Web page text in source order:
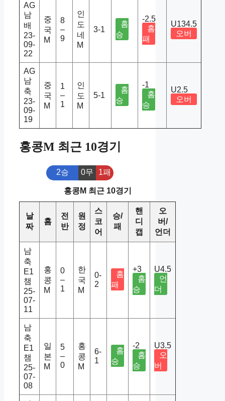
AG
남
배
23-
09-
22
중
국
M
8
–
9
인
도
네
M
3-1
홈
승
-2.5
홈
패
U134.5
오버
AG
남
축
23-
09-
19
중
국
M
1
–
1
인
도
M
5-1
홈
승
-1
홈
승
U2.5
오버
홍콩M 최근 10경기
2승 0무 1패
홍콩M 최근 10경기
날
짜
홈
전
반
원
정
스
코
어
승/
패
핸
디
캡
오
버/
언더
남
축
E1
챔
25-
07-
11
홍
콩
M
0
–
1
한
국
M
0-
2
홈
패
+3
홈
승
U4.5
언
더
남
축
E1
챔
25-
07-
08
일
본
M
5
–
0
홍
콩
M
6-
1
홈
승
-2
홈
승
U3.5
오
버